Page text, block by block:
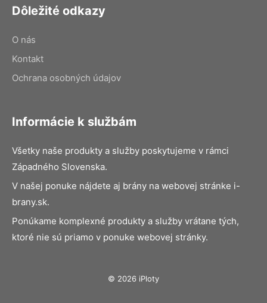
Dôležité odkazy
O nás
Kontakt
Ochrana osobných údajov
Informácie k službám
Všetky naše produkty a služby poskytujeme v rámci
Západného Slovenska.
V našej ponuke nájdete aj brány na webovej stránke i-
brany.sk.
Ponúkame komplexné produkty a služby vrátane tých,
ktoré nie sú priamo v ponuke webovej stránky.
© 2026 iPloty